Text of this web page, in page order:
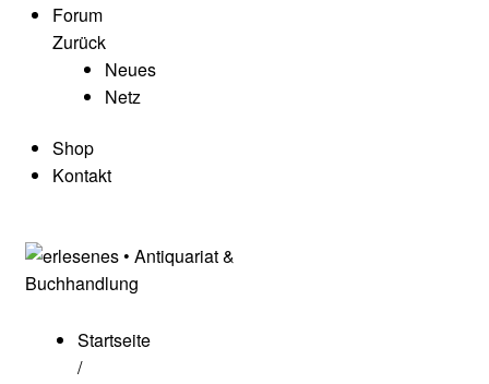
Forum
Zurück
Neues
Netz
Shop
Kontakt
Startseite
/